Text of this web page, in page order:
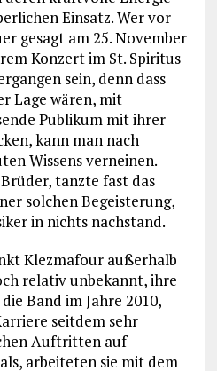
Einsatz. Wer vor
gesagt am 25. November
Konzert im St. Spiritus
sein, denn dass
Lage wären, mit
Publikum mit ihrer
kann man nach
Wissens verneinen.
tanzte fast das
solchen Begeisterung,
in nichts nachstand.
Klezmafour außerhalb
relativ unbekannt, ihre
Band im Jahre 2010,
seitdem sehr
Auftritten auf
arbeiteten sie mit dem